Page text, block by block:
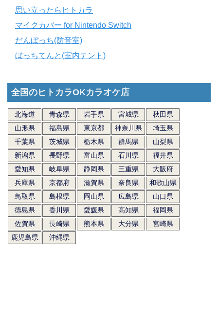
思い立ったらヒトカラ
マイクカバー for Nintendo Switch
だんぼっち(防音室)
ぼっちてんと(室内テント)
全国のヒトカラOKカラオケ店
北海道 青森県 岩手県 宮城県
秋田県
山形県
福島県 東京都 神奈川県
埼玉県
千葉県
茨城県 栃木県 群馬県
山梨県
新潟県
長野県 富山県 石川県
福井県
愛知県
岐阜県 静岡県 三重県
大阪府
兵庫県
京都府 滋賀県 奈良県
和歌山県
鳥取県
島根県 岡山県 広島県
山口県
徳島県
香川県 愛媛県 高知県
福岡県
佐賀県
長崎県 熊本県 大分県
宮崎県
鹿児島県
沖縄県